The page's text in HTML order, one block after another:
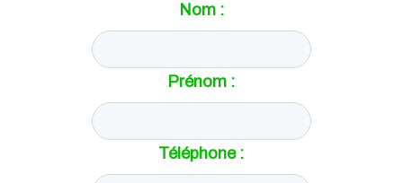
Nom :
Prénom :
Téléphone :